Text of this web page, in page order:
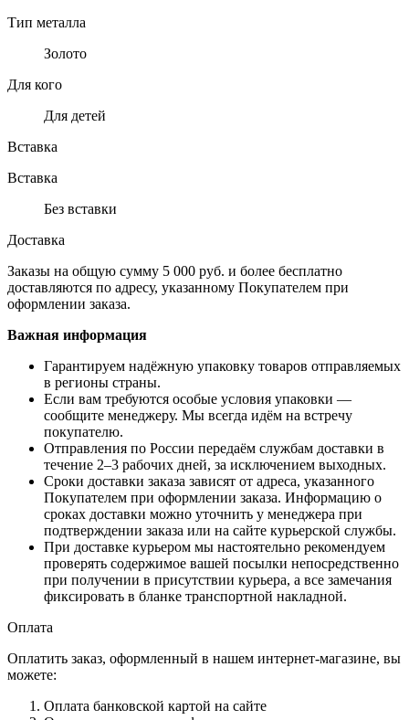
Тип металла
Золото
Для кого
Для детей
Вставка
Вставка
Без вставки
Доставка
Заказы на общую сумму 5 000 руб. и более бесплатно
доставляются по адресу, указанному Покупателем при
оформлении заказа.
Важная информация
Гарантируем надёжную упаковку товаров отправляемых
в регионы страны.
Если вам требуются особые условия упаковки —
сообщите менеджеру. Мы всегда идём на встречу
покупателю.
Отправления по России передаём службам доставки в
течение 2–3 рабочих дней, за исключением выходных.
Сроки доставки заказа зависят от адреса, указанного
Покупателем при оформлении заказа. Информацию о
сроках доставки можно уточнить у менеджера при
подтверждении заказа или на сайте курьерской службы.
При доставке курьером мы настоятельно рекомендуем
проверять содержимое вашей посылки непосредственно
при получении в присутствии курьера, а все замечания
фиксировать в бланке транспортной накладной.
Оплата
Оплатить заказ, оформленный в нашем интернет-магазине, вы
можете:
Оплата банковской картой на сайте